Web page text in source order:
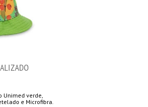
Unimed verde,
e Microfibra.